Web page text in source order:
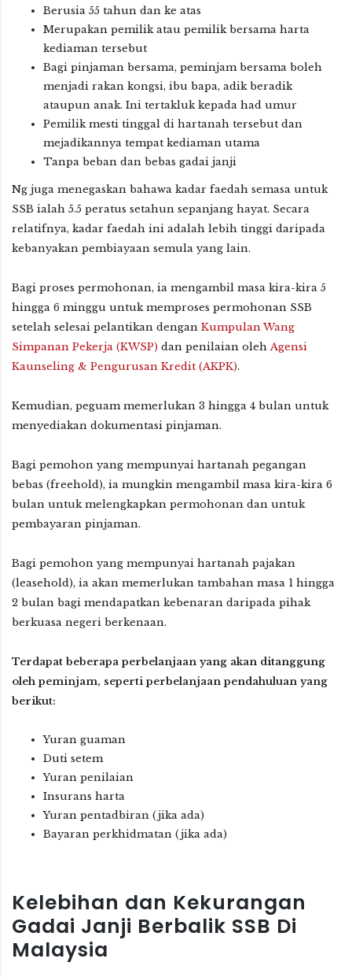
Berusia 55 tahun dan ke atas
Merupakan pemilik atau pemilik bersama harta
kediaman tersebut
Bagi pinjaman bersama, peminjam bersama boleh
menjadi rakan kongsi, ibu bapa, adik beradik
ataupun anak. Ini tertakluk kepada had umur
Pemilik mesti tinggal di hartanah tersebut dan
mejadikannya tempat kediaman utama
Tanpa beban dan bebas gadai janji
Ng juga menegaskan bahawa kadar faedah semasa untuk
SSB ialah 5.5 peratus setahun sepanjang hayat. Secara
relatifnya, kadar faedah ini adalah lebih tinggi daripada
kebanyakan pembiayaan semula yang lain.
Bagi proses permohonan, ia mengambil masa kira-kira 5
hingga 6 minggu untuk memproses permohonan SSB
setelah selesai pelantikan dengan Kumpulan Wang
Simpanan Pekerja (KWSP) dan penilaian olehAgensi
Kaunseling & Pengurusan Kredit (AKPK).
Kemudian, peguam memerlukan 3 hingga 4 bulan untuk
menyediakan dokumentasi pinjaman.
Bagi pemohon yang mempunyai hartanah pegangan
bebas (freehold), ia mungkin mengambil masa kira-kira 6
bulan untuk melengkapkan permohonan dan untuk
pembayaran pinjaman.
Bagi pemohon yang mempunyai hartanah pajakan
(leasehold), ia akan memerlukan tambahan masa 1 hingga
2 bulan bagi mendapatkan kebenaran daripada pihak
berkuasa negeri berkenaan.
Terdapat beberapa perbelanjaan yang akan ditanggung
oleh peminjam, seperti perbelanjaan pendahuluan yang
berikut:
Yuran guaman
Duti setem
Yuran penilaian
Insurans harta
Yuran pentadbiran (jika ada)
Bayaran perkhidmatan (jika ada)
Kelebihan dan Kekurangan
Gadai Janji Berbalik SSB Di
Malaysia